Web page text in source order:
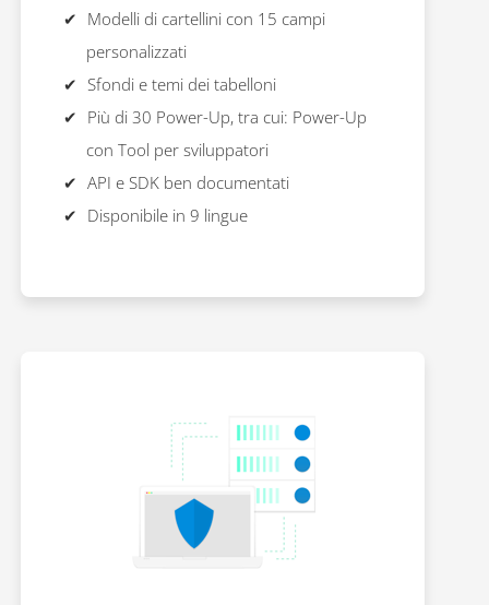
Modelli di cartellini con 15 campi
personalizzati
Sfondi e temi dei tabelloni
Più di 30 Power-Up, tra cui: Power-Up
con Tool per sviluppatori
API e SDK ben documentati
Disponibile in 9 lingue